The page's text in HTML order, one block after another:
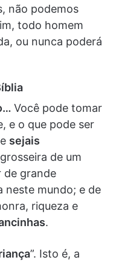
não podemos
todo homem
ou nunca poderá
Você pode tomar
e o que pode ser
sejais
de um
de grande
neste mundo; e de
riqueza e
.
”. Isto é, a